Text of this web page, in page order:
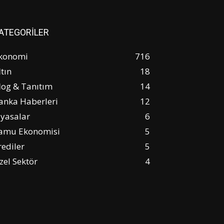
716
18
& Tanıtım
14
Haberleri
12
6
Ekonomisi
5
5
Sektör
4